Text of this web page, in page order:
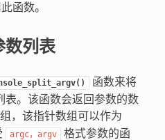
函数。
数列表
函数来将
表。该函数会返回参数的数
，该指针数组可以作为
argc，argv
格式参数的函